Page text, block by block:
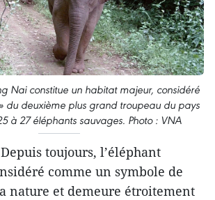
Nai constitue un habitat majeur, considéré
du deuxième plus grand troupeau du pays
à 27 éléphants sauvages. Photo : VNA
toujours, l’éléphant
comme un symbole de
nature et demeure étroitement